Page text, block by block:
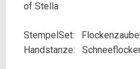
of Stella
StempelSet:
Handstanze: